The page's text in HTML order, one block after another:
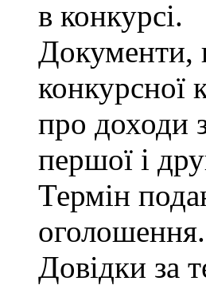
в конкурсі.
Документи,
конкурсної
про доходи
першої і
Термін
оголошення.
Довідки за